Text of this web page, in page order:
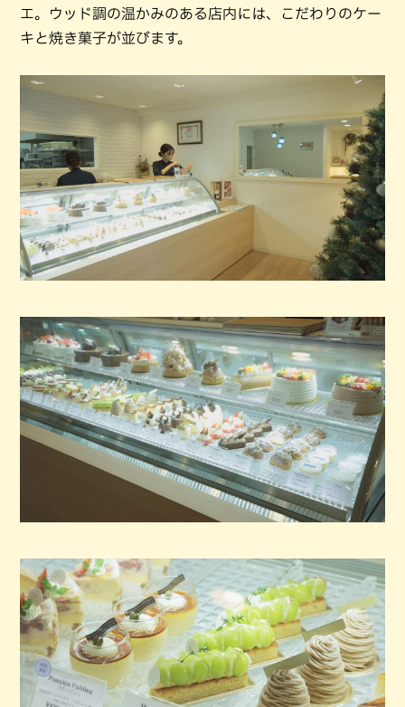
エ。ウッド調の温かみのある店内には、こだわりのケー
キと焼き菓子が並びます。